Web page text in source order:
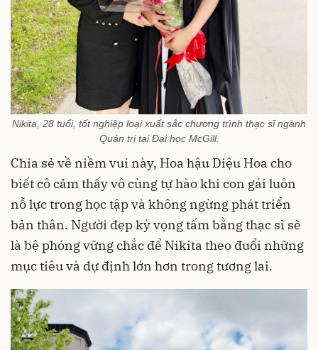
Nikita, 28 tuổi, tốt nghiệp loại xuất sắc chương trình thạc sĩ ngành
Quản trị tại Đại học McGill.
Chia sẻ về niềm vui này, Hoa hậu Diệu Hoa cho
biết cô cảm thấy vô cùng tự hào khi con gái luôn
nỗ lực trong học tập và không ngừng phát triển
bản thân. Người đẹp kỳ vọng tấm bằng thạc sĩ sẽ
là bệ phóng vững chắc để Nikita theo đuổi những
mục tiêu và dự định lớn hơn trong tương lai.